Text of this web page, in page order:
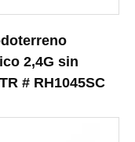
2,4G sin
# RH1045SC